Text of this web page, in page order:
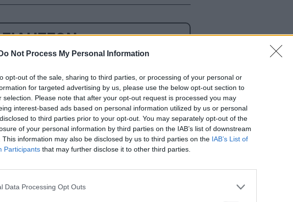
Do Not Process My Personal Information
opt-out of the sale, sharing to third parties, or processing of your personal or
for targeted advertising by us, please use the below opt-out section to
selection. Please note that after your opt-out request is processed you may
interest-based ads based on personal information utilized by us or personal
to third parties prior to your opt-out. You may separately opt-out of the
of your personal information by third parties on the IAB’s list of downstream
This information may also be disclosed by us to third parties on the IAB’s List of
Participants that may further disclose it to other third parties.
Data Processing Opt Outs
με
de
Νέα ταυτότητα: Ποιούς φορείς πρέπει
να ενημερώσετε μετά την εκδόσή της
12:20
ΚΟΙΝΩΝΙΑ
«Νταντάδες της Γειτονιάς»: Όλες οι
λεπτομέρειες για το πρόγραμμα
12:14
ΠΕΡΙΕΡΓΑ - ΠΑΡΑΞΕΝΑ
Ξεχάστε το πλύσιμο: Η μπλούζα που